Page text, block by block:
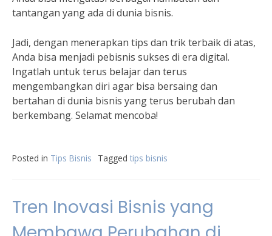
tantangan yang ada di dunia bisnis.
Jadi, dengan menerapkan tips dan trik terbaik di atas,
Anda bisa menjadi pebisnis sukses di era digital.
Ingatlah untuk terus belajar dan terus
mengembangkan diri agar bisa bersaing dan
bertahan di dunia bisnis yang terus berubah dan
berkembang. Selamat mencoba!
Posted in Tips Bisnis Tagged tips bisnis
Tren Inovasi Bisnis yang